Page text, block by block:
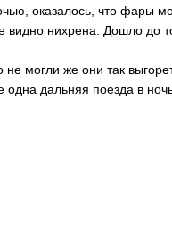
оказалось, что фары
видно нихрена. Дошло до
могли же они так
дальняя поезда в